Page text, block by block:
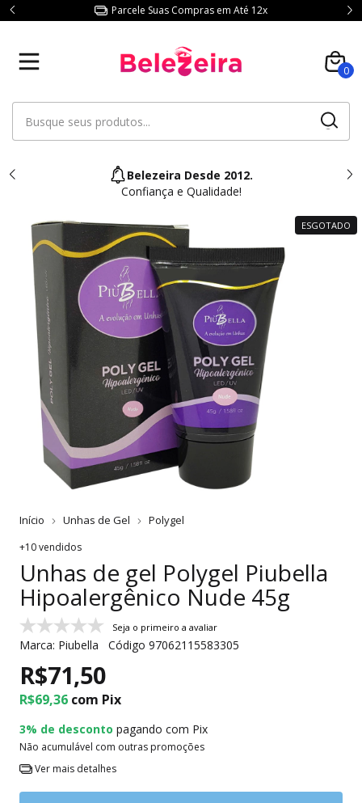
Parcele Suas Compras em Até 12x
0
Belezeira Desde 2012.
Confiança e Qualidade!
ESGOTADO
Início Unhas de Gel Polygel
+10 vendidos
Unhas de gel Polygel Piubella
Hipoalergênico Nude 45g
Seja o primeiro a avaliar
Marca: Piubella Código 97062115583305
R$71,50
R$69,36 com Pix
3% de desconto pagando com Pix
Não acumulável com outras promoções
Ver mais detalhes